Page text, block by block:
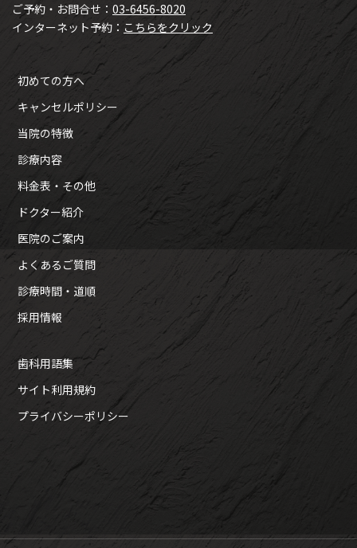
ご予約・お問合せ： 03-6456-8020
インターネット予約： こちらをクリック
初めての方へ
キャンセルポリシー
当院の特徴
診療内容
料金表・その他
ドクター紹介
医院のご案内
よくあるご質問
診療時間・道順
採用情報
歯科用語集
サイト利用規約
プライバシーポリシー